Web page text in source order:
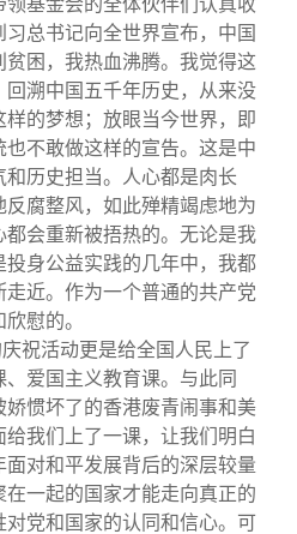
总书记向全世界宣布，中国
贫困，我热血沸腾。我觉得这
溯中国五千年历史，从来没
的梦想；放眼当今世界，即
不敢做这样的宣告。这是中
和历史担当。人心都是肉长
腐整风，如此殚精竭虑地为
都会重新被捂热的。无论是我
身公益实践的几年中，我都
近。作为一个普通的共产党
慰的。
祝活动更是给全国人民上了
爱国主义教育课。与此同
娇惯坏了的香港废青闹事和美
我们上了一课，让我们明白
对和平发展背后的深层较量
一起的国家才能走向真正的
党和国家的认同和信心。可